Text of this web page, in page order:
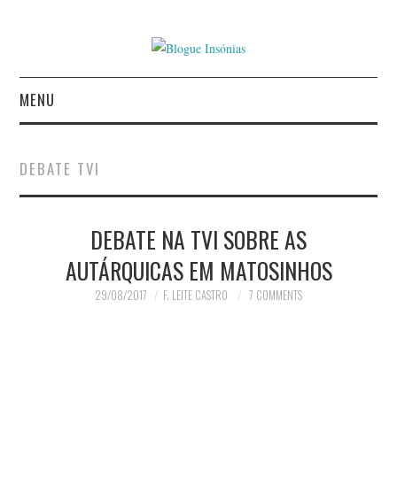
MENU
AUTORES
CONTACTO
POLÍTICA DE
DEBATE TVI
DEBATE NA TVI SOBRE AS
AUTÁRQUICAS EM MATOSINHOS
29/08/2017 F. LEITE CASTRO 7 COMMENTS